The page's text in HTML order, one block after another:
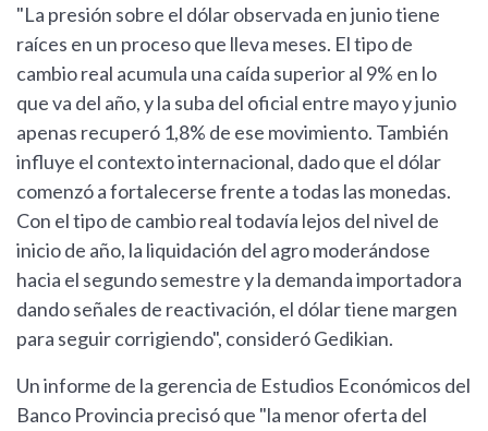
"La presión sobre el dólar observada en junio tiene
raíces en un proceso que lleva meses. El tipo de
cambio real acumula una caída superior al 9% en lo
que va del año, y la suba del oficial entre mayo y junio
apenas recuperó 1,8% de ese movimiento. También
influye el contexto internacional, dado que el dólar
comenzó a fortalecerse frente a todas las monedas.
Con el tipo de cambio real todavía lejos del nivel de
inicio de año, la liquidación del agro moderándose
hacia el segundo semestre y la demanda importadora
dando señales de reactivación, el dólar tiene margen
para seguir corrigiendo", consideró Gedikian.
Un informe de la gerencia de Estudios Económicos del
Banco Provincia precisó que "la menor oferta del